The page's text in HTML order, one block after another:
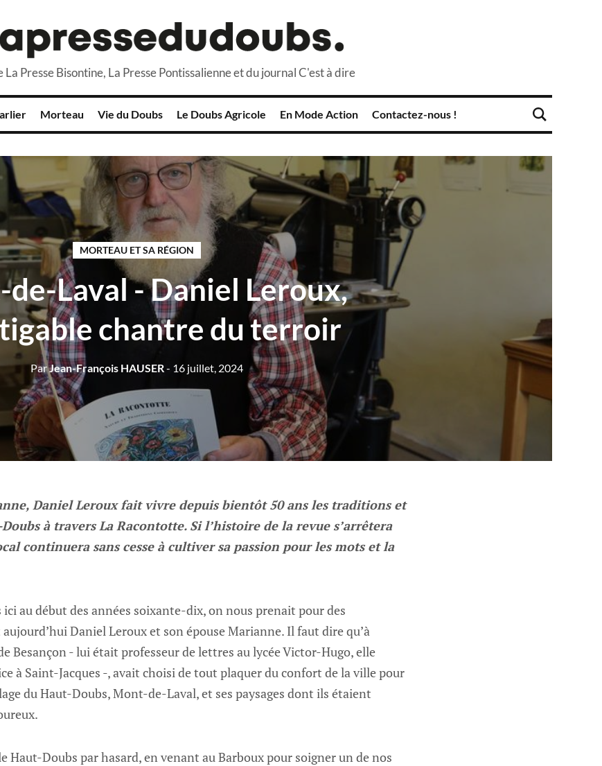
La Presse Bisontine, La Presse Pontissalienne et du journal C'est à dire
Morteau Vie du Doubs Le Doubs Agricole En Mode Action Contactez-nous !
MORTEAU ET SA RÉGION
Laval - Daniel Leroux,
chantre du terroir
ParJean-François HAUSER- 16 juillet, 2024
Daniel Leroux fait vivre depuis bientôt 50 ans les traditions et
à travers La Racontotte. Si l’histoire de la revue s’arrêtera
continuera sans cesse à cultiver sa passion pour les mots et la
ici au début des années soixante-dix, on nous prenait pour des
Daniel Leroux et son épouse Marianne. Il faut dire qu’à
Besançon - lui était professeur de lettres au lycée Victor-Hugo, elle
à Saint-Jacques -, avait choisi de tout plaquer du confort de la ville pour
du Haut-Doubs, Mont-de-Laval, et ses paysages dont ils étaient
Haut-Doubs par hasard, en venant au Barboux pour soigner un de nos